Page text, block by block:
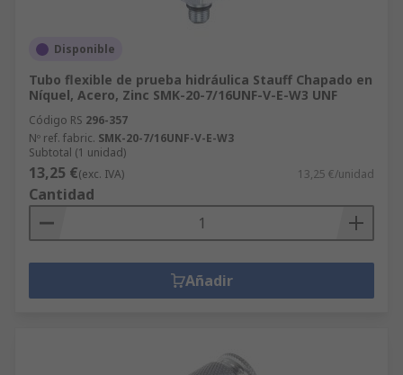
Disponible
Tubo flexible de prueba hidráulica Stauff Chapado en
Níquel, Acero, Zinc SMK-20-7/16UNF-V-E-W3 UNF
Código RS 296-357
Nº ref. fabric. SMK-20-7/16UNF-V-E-W3
Subtotal (1 unidad)
13,25 €(exc. IVA) 13,25 €/unidad
Cantidad
Añadir